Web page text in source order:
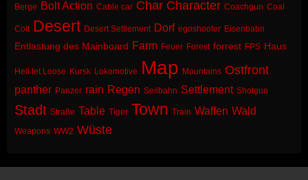
Berge Bolt Action Cable car Char Character Coachgun Coal
Colt Desert Desert Settlement Dorf egoshooter Eisenbahn
Entlastung des Mainboard Farm Feuer Forest forrest FPS Haus
Hell let Loose Kursk Lokomotive Map Mountains Ostfront
panther Panzer rain Regen Seilbahn Settlement Shotgun
Stadt Straße Table Tiger Town Train Waffen Wald
Weapons WW2 Wüste